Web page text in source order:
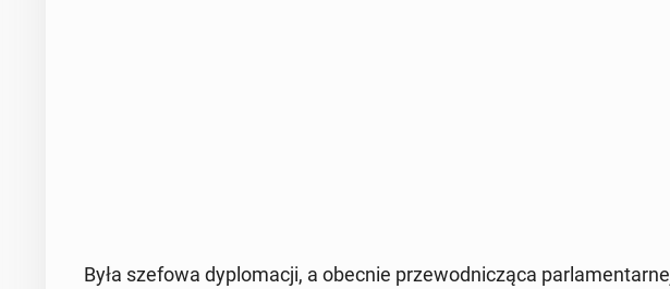
Była szefowa dy­plo­ma­cji, a obecnie prze­wod­ni­czą­ca